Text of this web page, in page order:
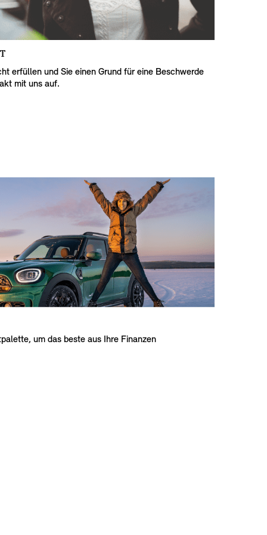
erfüllen und Sie einen Grund für eine Beschwerde
mit uns auf.
um das beste aus Ihre Finanzen